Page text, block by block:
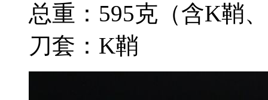
总重：595克（含K鞘
刀套：K鞘